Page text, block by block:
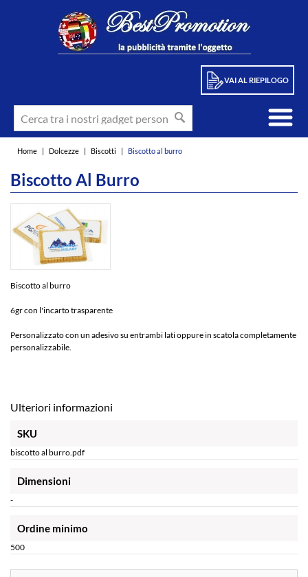
VAI AL RIEPILOGO
Home | Dolcezze | Biscotti | Biscotto al burro
Biscotto Al Burro
Biscotto al burro
6gr con l'incarto trasparente
Personalizzato con un adesivo su entrambi lati oppure in scatola completamente
personalizzabile.
Ulteriori informazioni
SKU
biscotto al burro.pdf
Dimensioni
-
Ordine minimo
500